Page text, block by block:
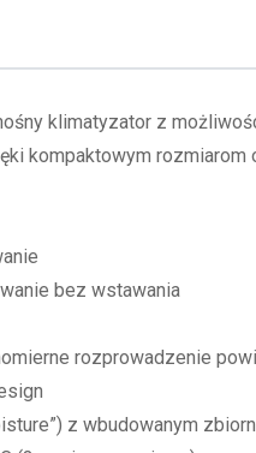
klimatyzator z
kompaktowym
bez wstawania
rozprowadzenie
z wbudowanym